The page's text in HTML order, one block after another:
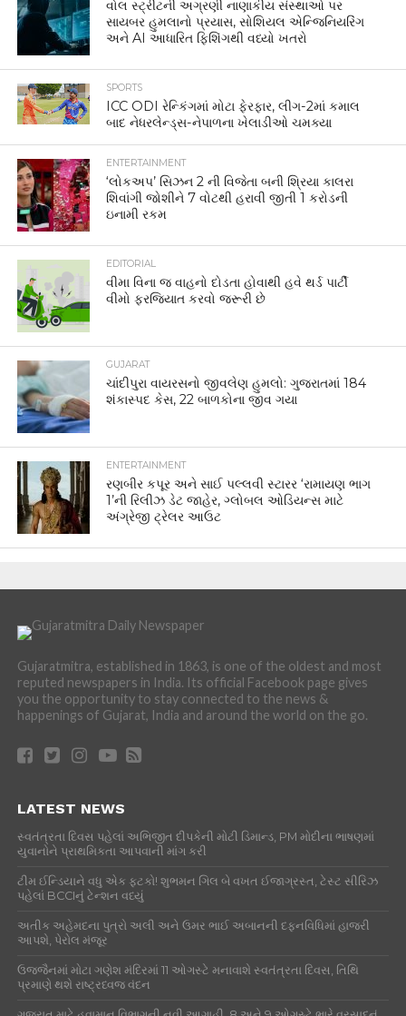
વોલ સ્ટ્રીટની અગ્રણી નાણાકીય સંસ્થાઓ પર
સાયબર હુમલાનો પ્રયાસ, સોશિયલ એન્જિનિયરિંગ
અને AI આધારિત ફિશિંગથી વધ્યો ખતરો
SPORTS
ICC ODI રેન્કિંગમાં મોટા ફેરફાર, લીગ-2માં કમાલ
બાદ નેધરલેન્ડ્સ-નેપાળના ખેલાડીઓ ચમક્યા
ENTERTAINMENT
‘લોકઅપ’ સિઝન 2 ની વિજેતા બની શ્રિયા કાલરા
શિવાંગી જોશીને 7 વોટથી હરાવી જીતી 1 કરોડની
ઇનામી રકમ
EDITORIAL
વીમા વિના જ વાહનો દોડતા હોવાથી હવે થર્ડ પાર્ટી
વીમો ફરજિયાત કરવો જરૂરી છે
GUJARAT
ચાંદીપુરા વાયરસનો જીવલેણ હુમલો: ગુજરાતમાં 184
શંકાસ્પદ કેસ, 22 બાળકોના જીવ ગયા
ENTERTAINMENT
રણબીર કપૂર અને સાઈ પલ્લવી સ્ટારર ‘રામાયણ ભાગ
1’ની રિલીઝ ડેટ જાહેર, ગ્લોબલ ઓડિયન્સ માટે
અંગ્રેજી ટ્રેલર આઉટ
Gujaratmitra, established in 1863, is one of the oldest and most
reputed newspapers in India. Its official Facebook page gives
you the opportunity to stay connected to the news &
happenings of Gujarat, India and around the world on the go.
LATEST NEWS
સ્વતંત્રતા દિવસ પહેલાં અભિજીત દીપકેની મોટી ડિમાન્ડ, PM મોદીના ભાષણમાં
યુવાનોને પ્રાથમિકતા આપવાની માંગ કરી
ટીમ ઈન્ડિયાને વધુ એક ફટકો! શુભમન ગિલ બે વખત ઈજાગ્રસ્ત, ટેસ્ટ સીરિઝ
પહેલાં BCCIનું ટેન્શન વધ્યું
અતીક અહેમદના પુત્રો અલી અને ઉમર ભાઈ અબાનની દફનવિધિમાં હાજરી
આપશે, પેરોલ મંજૂર
ઉજ્જૈનમાં મોટા ગણેશ મંદિરમાં 11 ઓગસ્ટે મનાવાશે સ્વતંત્રતા દિવસ, તિથિ
પ્રમાણે થશે રાષ્ટ્રધ્વજ વંદન